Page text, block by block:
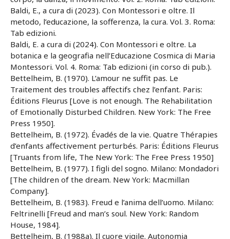
Baldi, E., a cura di (2023). Con Montessori e oltre. Il
metodo, l’educazione, la sofferenza, la cura. Vol. 3. Roma:
Tab edizioni.
Baldi, E. a cura di (2024). Con Montessori e oltre. La
botanica e la geografia nell’Educazione Cosmica di Maria
Montessori. Vol. 4. Roma: Tab edizioni (in corso di pub.).
Bettelheim, B. (1970). L’amour ne suffit pas. Le
Traitement des troubles affectifs chez l’enfant. Paris:
Éditions Fleurus [Love is not enough. The Rehabilitation
of Emotionally Disturbed Children. New York: The Free
Press 1950].
Bettelheim, B. (1972). Évadés de la vie. Quatre Thérapies
d’enfants affectivement perturbés. Paris: Éditions Fleurus
[Truants from life, The New York: The Free Press 1950]
Bettelheim, B. (1977). I figli del sogno. Milano: Mondadori
[The children of the dream. New York: Macmillan
Company].
Bettelheim, B. (1983). Freud e l’anima dell’uomo. Milano:
Feltrinelli [Freud and man’s soul. New York: Random
House, 1984].
Bettelheim, B. (1988a). Il cuore vigile. Autonomia